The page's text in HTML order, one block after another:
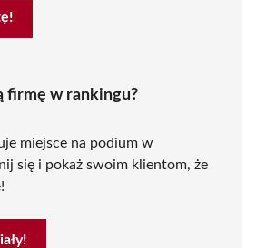
firmę w rankingu?
miejsce na podium w
się i pokaż swoim klientom, że